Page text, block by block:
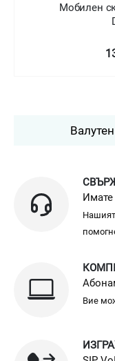
Мобилен
Нашият
Вие